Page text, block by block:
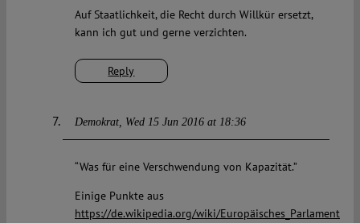
Reply
Auf Staatlichkeit, die Recht durch Willkür ersetzt,
kann ich gut und gerne verzichten.
Demokrat Wed 15 Jun 2016 at 18:36
“Was für eine Verschwendung von Kapazität.”
Einige Punkte aus
https://de.wikipedia.org/wiki/Europäisches_Parlament